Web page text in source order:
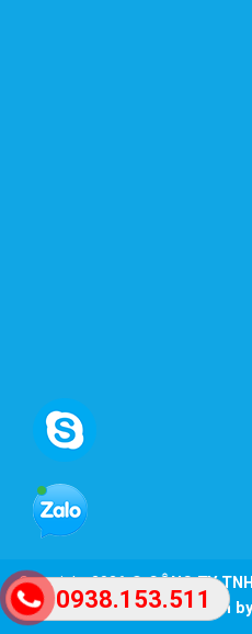
0938.153.511
Copyright 2026 ©CÔNG TY
Design